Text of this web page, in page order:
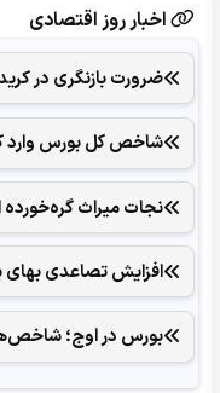
اخبار روز اقتصادی
ضرورت بازنگری در
شاخص کل بورس وارد کانال 5.5
نجات میراث گره‌خورده
افزایش تصاعدی
بورس در اوج؛